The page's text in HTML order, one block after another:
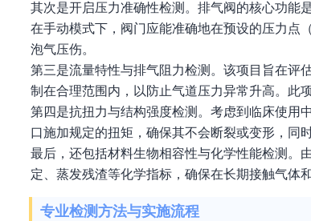
其次是开启压力准确性检测。排气阀的核心功能
在手动模式下，阀门应能准确地在预设的压力点
泡气压伤。
第三是流量特性与排气阻力检测。该项目旨在评
制在合理范围内，以防止气道压力异常升高。此
第四是抗扭力与结构强度检测。考虑到临床使用
口施加规定的扭矩，确保其不会断裂或变形，同
最后，还包括材料生物相容性与化学性能检测。
定、蒸发残渣等化学指标，确保在长期接触气体
专业检测方法与实施流程